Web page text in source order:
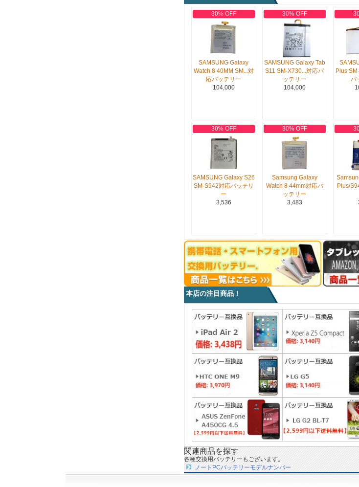
30% OFF
SAMSUNG Galaxy
Watch 8 40MM SM...対
応バッテリー
104,000
30% OFF
SAMSUNG Galaxy Tab
S11 SM-X730...対応バ
ッテリー
104,000
Plus
バ
30% OFF
SAMSUNG Galaxy S26
SM-S942対応バッテリ
ー
3,536
30% OFF
Samsung Galaxy
Watch 8 44mm対応バ
ッテリー
3,483
Plus/
本店の注目商品！
関連商品を探す
各種交換用バッテリーもございます。
ノートPCバッテリーモデルナンバー